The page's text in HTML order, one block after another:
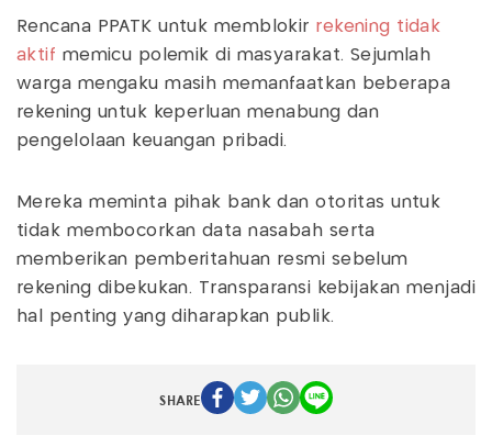
Rencana PPATK untuk memblokir rekening tidak
aktif memicu polemik di masyarakat. Sejumlah
warga mengaku masih memanfaatkan beberapa
rekening untuk keperluan menabung dan
pengelolaan keuangan pribadi.
Mereka meminta pihak bank dan otoritas untuk
tidak membocorkan data nasabah serta
memberikan pemberitahuan resmi sebelum
rekening dibekukan. Transparansi kebijakan menjadi
hal penting yang diharapkan publik.
SHARE